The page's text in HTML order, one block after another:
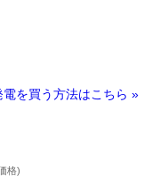
を買う方法はこちら »
格)